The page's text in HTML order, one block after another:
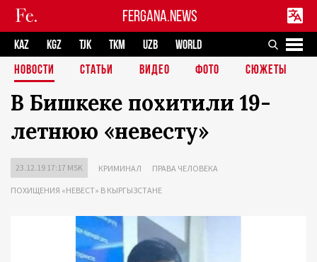
FERGANA.NEWS
KAZ KGZ TJK TKM UZB
WORLD
НОВОСТИ
СТАТЬИ ВИДЕО ФОТО СЮЖЕТЫ
В Бишкеке похитили 19-
летнюю «невесту»
23.12.19 17:17 MSK КРИМИНАЛ ПРАВА ЧЕЛОВЕКА
ПОХИЩЕНИЯ «НЕВЕСТ» В КЫРГЫЗСТАНЕ